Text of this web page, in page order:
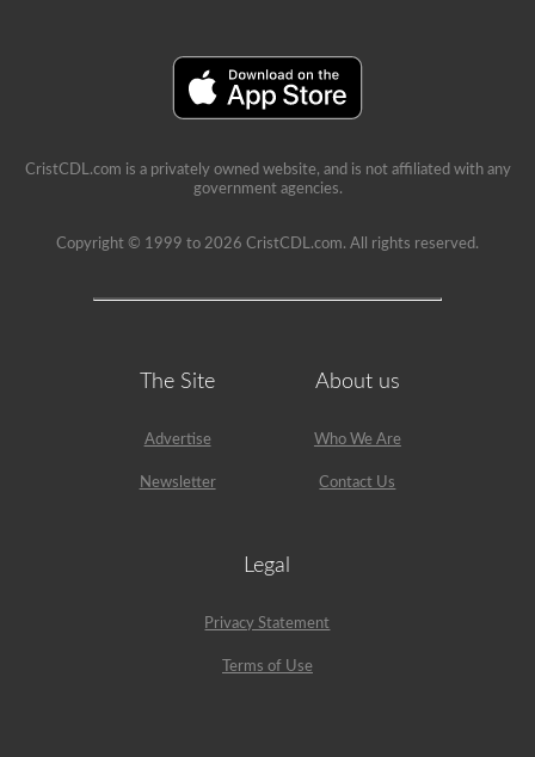
CristCDL.com is a privately owned website, and is not affiliated with any
government agencies.
Copyright © 1999 to 2026 CristCDL.com. All rights reserved.
The Site
Advertise
Newsletter
About us
Who We Are
Contact Us
Legal
Privacy Statement
Terms of Use